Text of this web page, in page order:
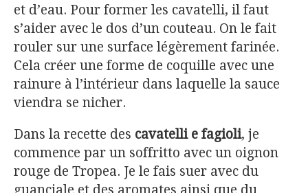
et d’eau. Pour former les cavatelli, il faut
s’aider avec le dos d’un couteau. On le fait
rouler sur une surface légèrement farinée.
Cela créer une forme de coquille avec une
rainure à l’intérieur dans laquelle la sauce
viendra se nicher.
Dans la recette des cavatelli e fagioli, je
commence par un soffritto avec un oignon
rouge de Tropea. Je le fais suer avec du
guanciale et des aromates ainsi que du